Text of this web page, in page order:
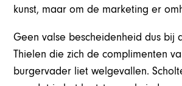
kunst, maar om de marketing er
Geen valse bescheidenheid dus bij
Thielen die zich de complimenten
burgervader liet welgevallen.